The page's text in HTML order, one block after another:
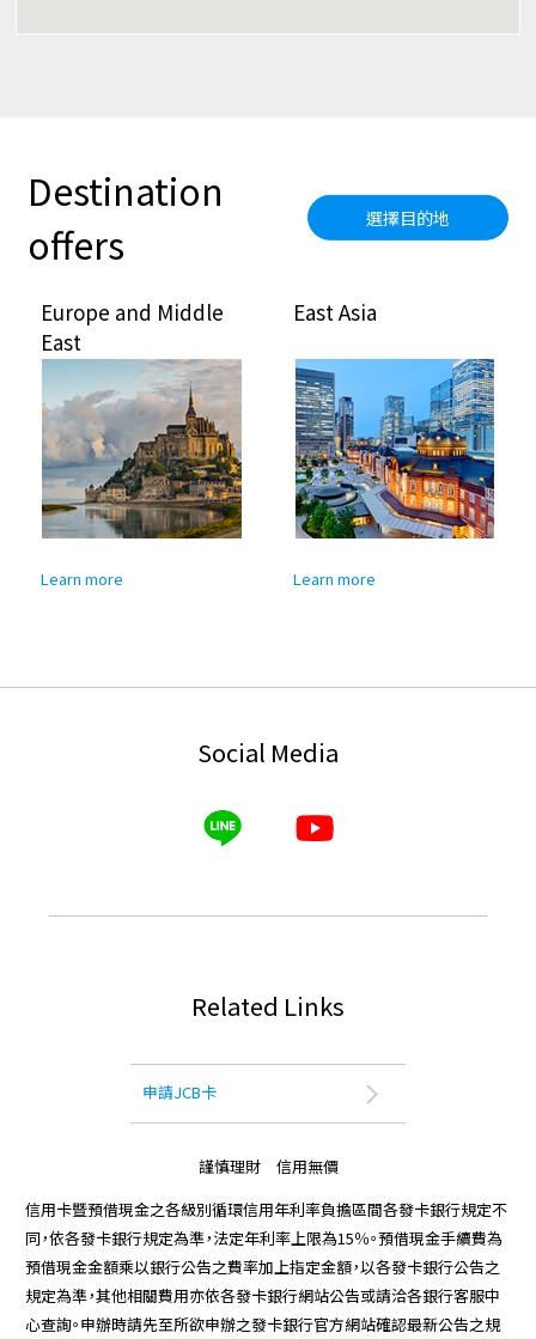
Destination
offers
選擇目的地
Europe and Middle
East
Learn more
East Asia
Learn more
Social Media
Related Links
申請JCB卡
謹慎理財 信用無價
信用卡暨預借現金之各級別循環信用年利率負擔區間各發卡銀行規定不
同，依各發卡銀行規定為準，法定年利率上限為15％。預借現金手續費為
預借現金金額乘以銀行公告之費率加上指定金額，以各發卡銀行公告之
規定為準，其他相關費用亦依各發卡銀行網站公告或請洽各銀行客服中
心查詢。申辦時請先至所欲申辦之發卡銀行官方網站確認最新公告之規